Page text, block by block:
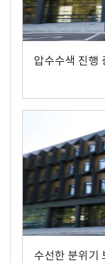
압수수색 진행
수선한 분위기